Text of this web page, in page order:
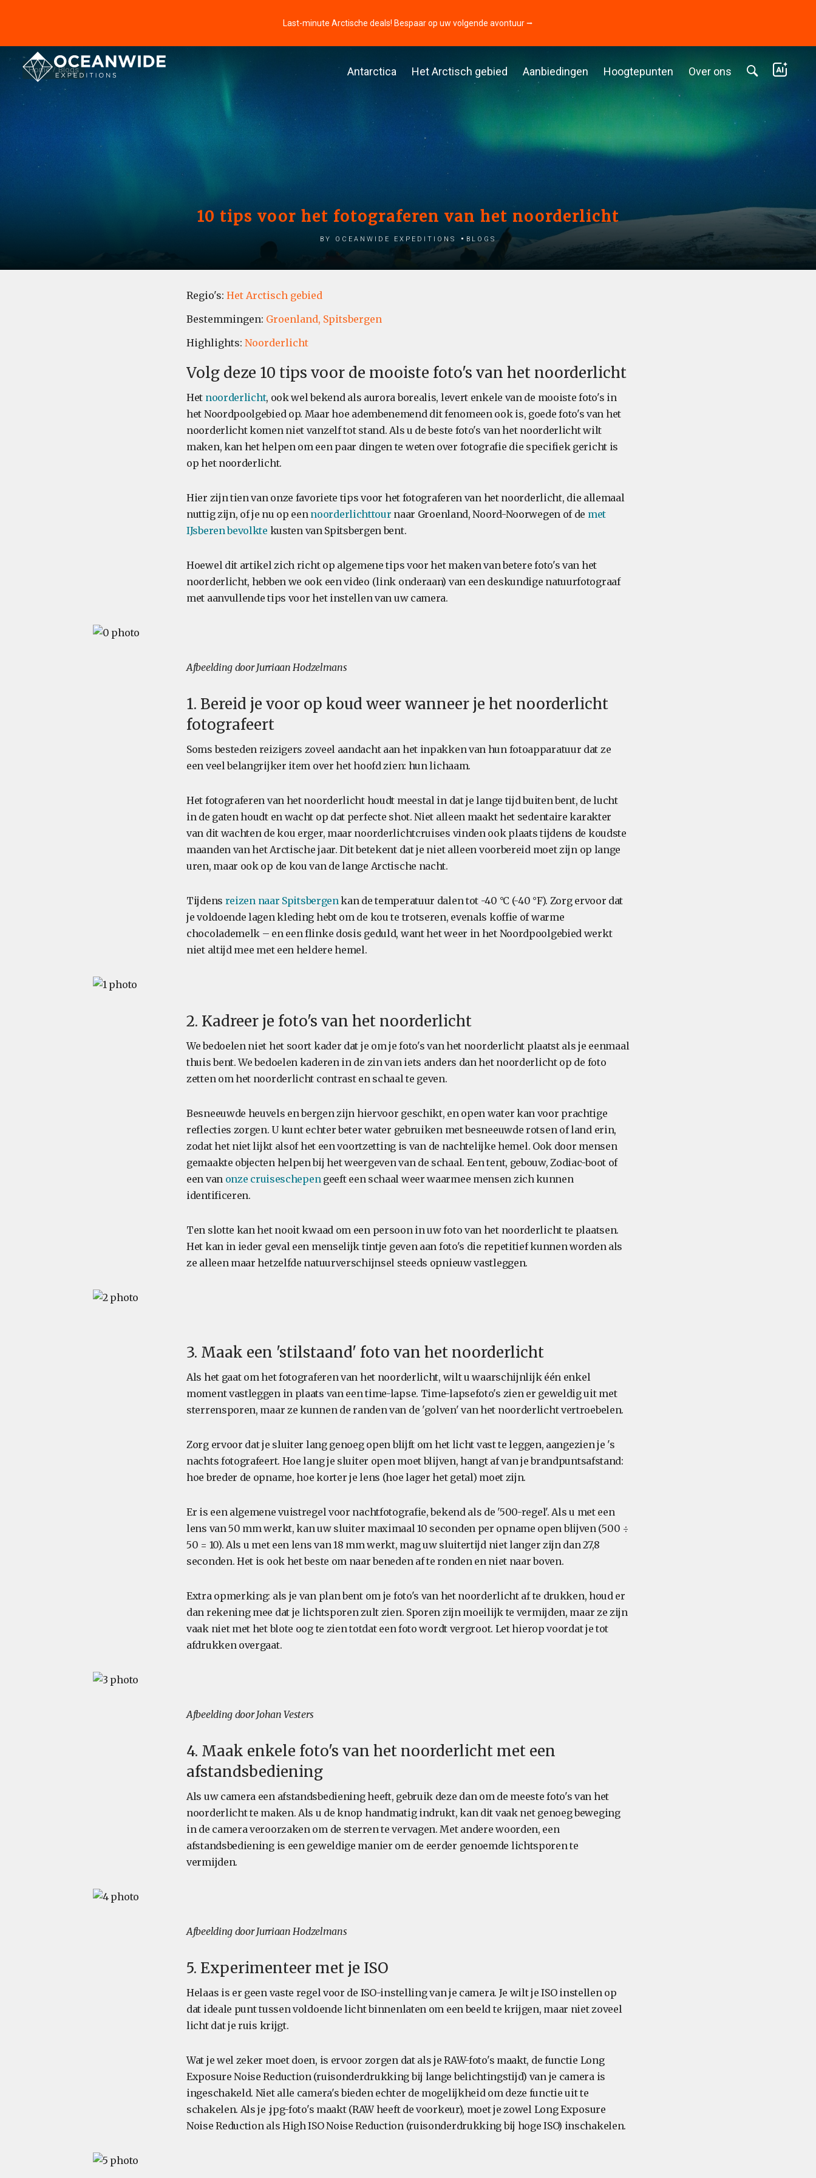
Last-minute Arctische deals! Bespaar op uw volgende avontuur ⭢
Antarctica Het Arctisch gebied Aanbiedingen Hoogtepunten Over ons
Home Blogs
10 tips voor het fotograferen van het noorderlicht
by Oceanwide Expeditions Blogs
Regio's: Het Arctisch gebied
Bestemmingen: Groenland, Spitsbergen
Highlights: Noorderlicht
Volg deze 10 tips voor de mooiste foto's van het noorderlicht
Het noorderlicht, ook wel bekend als aurora borealis, levert enkele van de mooiste foto's in
het Noordpoolgebied op. Maar hoe adembenemend dit fenomeen ook is, goede foto's van het
noorderlicht komen niet vanzelf tot stand. Als u de beste foto's van het noorderlicht wilt
maken, kan het helpen om een paar dingen te weten over fotografie die specifiek gericht is
op het noorderlicht.
Hier zijn tien van onze favoriete tips voor het fotograferen van het noorderlicht, die allemaal
nuttig zijn, of je nu op een noorderlichttour naar Groenland, Noord-Noorwegen of de met
IJsberen bevolkte kusten van Spitsbergen bent.
Hoewel dit artikel zich richt op algemene tips voor het maken van betere foto's van het
noorderlicht, hebben we ook een video (link onderaan) van een deskundige natuurfotograaf
met aanvullende tips voor het instellen van uw camera.
Afbeelding door Jurriaan Hodzelmans
1. Bereid je voor op koud weer wanneer je het noorderlicht
fotografeert
Soms besteden reizigers zoveel aandacht aan het inpakken van hun fotoapparatuur dat ze
een veel belangrijker item over het hoofd zien: hun lichaam.
Het fotograferen van het noorderlicht houdt meestal in dat je lange tijd buiten bent, de lucht
in de gaten houdt en wacht op dat perfecte shot. Niet alleen maakt het sedentaire karakter
van dit wachten de kou erger, maar noorderlichtcruises vinden ook plaats tijdens de koudste
maanden van het Arctische jaar. Dit betekent dat je niet alleen voorbereid moet zijn op lange
uren, maar ook op de kou van de lange Arctische nacht.
Tijdens reizen naar Spitsbergenkan de temperatuur dalen tot -40 °C (-40 °F). Zorg ervoor dat
je voldoende lagen kleding hebt om de kou te trotseren, evenals koffie of warme
chocolademelk – en een flinke dosis geduld, want het weer in het Noordpoolgebied werkt
niet altijd mee met een heldere hemel.
2. Kadreer je foto's van het noorderlicht
We bedoelen niet het soort kader dat je om je foto's van het noorderlicht plaatst als je eenmaal
thuis bent. We bedoelen kaderen in de zin van iets anders dan het noorderlicht op de foto
zetten om het noorderlicht contrast en schaal te geven.
Besneeuwde heuvels en bergen zijn hiervoor geschikt, en open water kan voor prachtige
reflecties zorgen. U kunt echter beter water gebruiken met besneeuwde rotsen of land erin,
zodat het niet lijkt alsof het een voortzetting is van de nachtelijke hemel. Ook door mensen
gemaakte objecten helpen bij het weergeven van de schaal. Een tent, gebouw, Zodiac-boot of
een van onze cruiseschepengeeft een schaal weer waarmee mensen zich kunnen
identificeren.
Ten slotte kan het nooit kwaad om een persoon in uw foto van het noorderlicht te plaatsen.
Het kan in ieder geval een menselijk tintje geven aan foto's die repetitief kunnen worden als
ze alleen maar hetzelfde natuurverschijnsel steeds opnieuw vastleggen.
3. Maak een 'stilstaand' foto van het noorderlicht
Als het gaat om het fotograferen van het noorderlicht, wilt u waarschijnlijk één enkel
moment vastleggen in plaats van een time-lapse. Time-lapsefoto's zien er geweldig uit met
sterrensporen, maar ze kunnen de randen van de 'golven' van het noorderlicht vertroebelen.
Zorg ervoor dat je sluiter lang genoeg open blijft om het licht vast te leggen, aangezien je 's
nachts fotografeert. Hoe lang je sluiter open moet blijven, hangt af van je brandpuntsafstand:
hoe breder de opname, hoe korter je lens (hoe lager het getal) moet zijn.
Er is een algemene vuistregel voor nachtfotografie, bekend als de '500-regel'. Als u met een
lens van 50 mm werkt, kan uw sluiter maximaal 10 seconden per opname open blijven (500 ÷
50 = 10). Als u met een lens van 18 mm werkt, mag uw sluitertijd niet langer zijn dan 27,8
seconden. Het is ook het beste om naar beneden af te ronden en niet naar boven.
Extra opmerking: als je van plan bent om je foto's van het noorderlicht af te drukken, houd er
dan rekening mee dat je lichtsporen zult zien. Sporen zijn moeilijk te vermijden, maar ze zijn
vaak niet met het blote oog te zien totdat een foto wordt vergroot. Let hierop voordat je tot
afdrukken overgaat.
Afbeelding door Johan Vesters
4. Maak enkele foto's van het noorderlicht met een
afstandsbediening
Als uw camera een afstandsbediening heeft, gebruik deze dan om de meeste foto's van het
noorderlicht te maken. Als u de knop handmatig indrukt, kan dit vaak net genoeg beweging
in de camera veroorzaken om de sterren te vervagen. Met andere woorden, een
afstandsbediening is een geweldige manier om de eerder genoemde lichtsporen te
vermijden.
Afbeelding door Jurriaan Hodzelmans
5. Experimenteer met je ISO
Helaas is er geen vaste regel voor de ISO-instelling van je camera. Je wilt je ISO instellen op
dat ideale punt tussen voldoende licht binnenlaten om een beeld te krijgen, maar niet zoveel
licht dat je ruis krijgt.
Wat je wel zeker moet doen, is ervoor zorgen dat als je RAW-foto's maakt, de functie Long
Exposure Noise Reduction (ruisonderdrukking bij lange belichtingstijd) van je camera is
ingeschakeld. Niet alle camera's bieden echter de mogelijkheid om deze functie uit te
schakelen. Als je .jpg-foto's maakt (RAW heeft de voorkeur), moet je zowel Long Exposure
Noise Reduction als High ISO Noise Reduction (ruisonderdrukking bij hoge ISO) inschakelen.